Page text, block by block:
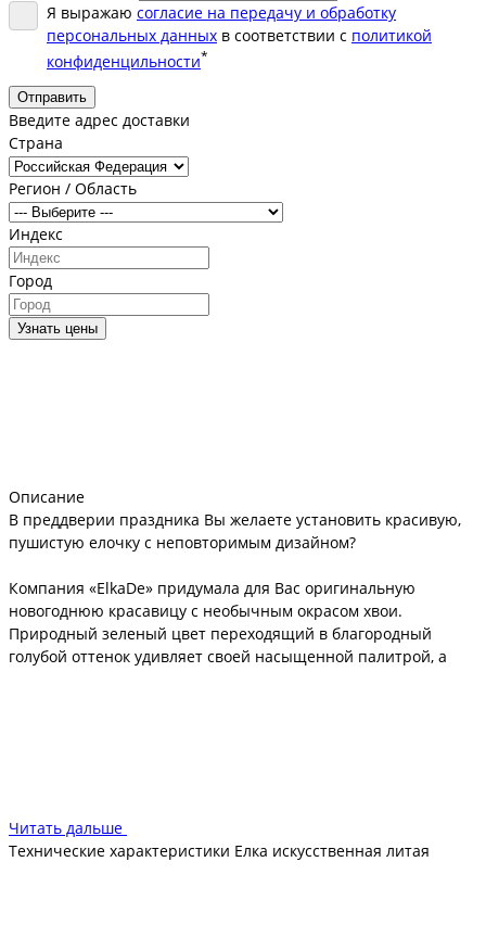
Я выражаю согласие на передачу и обработку
персональных данных в соответствии с политикой
конфиденцильности*
Отправить
Введите адрес доставки
Страна
Регион / Область
Индекс
Город
Узнать цены
Описание
В преддверии праздника Вы желаете установить красивую,
пушистую елочку с неповторимым дизайном?
Компания «ElkaDe» придумала для Вас оригинальную
новогоднюю красавицу с необычным окрасом хвои.
Природный зеленый цвет переходящий в благородный
голубой оттенок удивляет своей насыщенной палитрой, а
Читать дальше
Технические характеристики Елка искусственная литая